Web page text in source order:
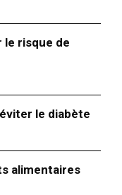
le risque de
le diabète
alimentaires